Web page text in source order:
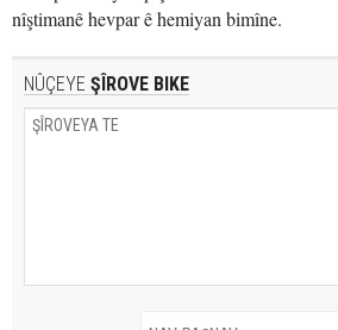
nîştimanê hevpar ê hemiyan bimîne.
NÛÇEYE ŞÎROVE BIKE